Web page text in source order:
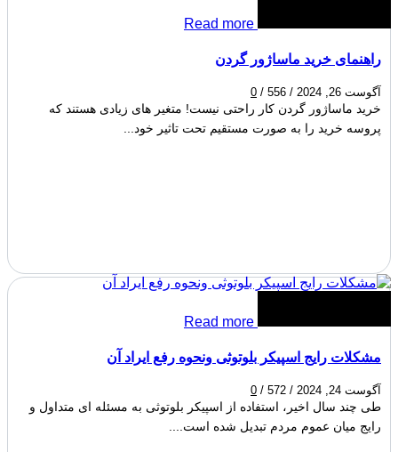
Read more
راهنمای خرید ماساژور گردن
آگوست 26, 2024 /
556
/
0
خرید ماساژور گردن کار راحتی نیست! متغیر های زیادی هستند که
پروسه خرید را به صورت مستقیم تحت تاثیر خود...
Read more
مشکلات رایج اسپیکر بلوتوثی ونحوه رفع ایراد آن
آگوست 24, 2024 /
572
/
0
طی چند سال اخیر، استفاده از اسپیکر بلوتوثی به مسئله ای متداول و
رایج میان عموم مردم تبدیل شده است....